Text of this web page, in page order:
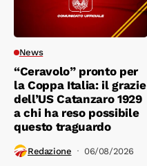
News
“Ceravolo” pronto per
la Coppa Italia: il grazie
dell’US Catanzaro 1929
a chi ha reso possibile
questo traguardo
Redazione 06/08/2026